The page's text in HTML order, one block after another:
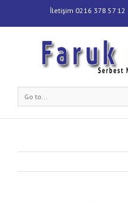
İletişim 0216 378 57 12
Go to...